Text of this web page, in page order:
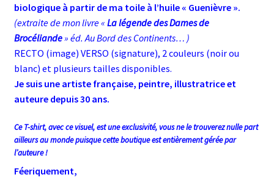
biologique à partir de ma toile à l’huile « Guenièvre ».
(extraite de mon livre «La légende des Dames de
Brocéliande» éd. Au Bord des Continents… )
RECTO (image) VERSO (signature), 2 couleurs (noir ou
blanc) et plusieurs tailles disponibles.
Je suis une artiste française, peintre, illustratrice et
auteure depuis 30 ans.
Ce T-shirt, avec ce visuel, est une exclusivité, vous ne le trouverez nulle part
ailleurs au monde puisque cette boutique est entièrement gérée par
l’auteure !
Féeriquement,